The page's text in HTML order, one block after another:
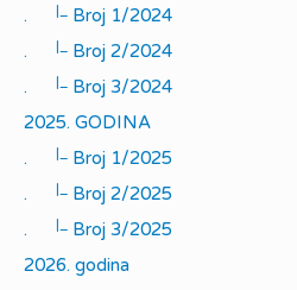
.
|_
Broj 1/2024
.
|_
Broj 2/2024
.
|_
Broj 3/2024
2025. GODINA
.
|_
Broj 1/2025
.
|_
Broj 2/2025
.
|_
Broj 3/2025
2026. godina